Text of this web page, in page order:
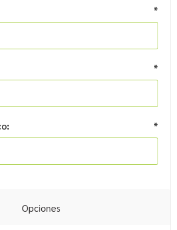
*
*
*
Opciones